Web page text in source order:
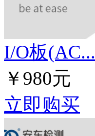
I/O板(AC...
￥980元
立即购买